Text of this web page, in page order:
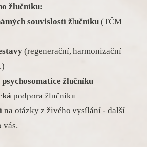
žlučníku:
souvislostí žlučníku (TČM
(regenerační, harmonizační
psychosomatice žlučníku
podpora žlučníku
na otázky z živého vysílání - další
vás.